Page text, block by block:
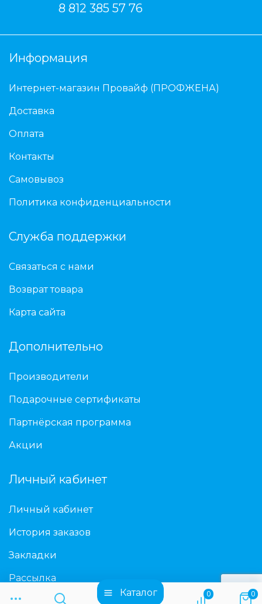
Каталог 0 0
8 812 385 57 76
Информация
Интернет-магазин Провайф (ПРОФЖЕНА)
Доставка
Оплата
Контакты
Самовывоз
Политика конфиденциальности
Служба поддержки
Связаться с нами
Возврат товара
Карта сайта
Дополнительно
Производители
Подарочные сертификаты
Партнёрская программа
Акции
Личный кабинет
Личный кабинет
История заказов
Закладки
Рассылка